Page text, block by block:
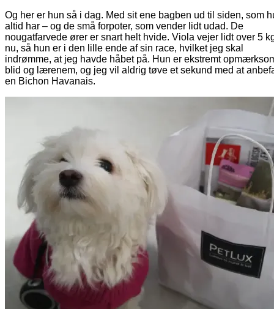
Og her er hun så i dag. Med sit ene bagben ud til siden, som
altid har – og de små forpoter, som vender lidt udad. De
nougatfarvede ører er snart helt hvide. Viola vejer lidt over 5
nu, så hun er i den lille ende af sin race, hvilket jeg skal
indrømme, at jeg havde håbet på. Hun er ekstremt
blid og lærenem, og jeg vil aldrig tøve et sekund med at
en Bichon Havanais.